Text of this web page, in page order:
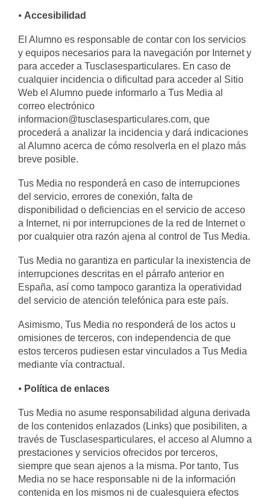
⦁ Accesibilidad
El Alumno es responsable de contar con los servicios
y equipos necesarios para la navegación por Internet y
para acceder a Tusclasesparticulares. En caso de
cualquier incidencia o dificultad para acceder al Sitio
Web el Alumno puede informarlo a Tus Media al
correo electrónico
informacion@tusclasesparticulares.com, que
procederá a analizar la incidencia y dará indicaciones
al Alumno acerca de cómo resolverla en el plazo más
breve posible.
Tus Media no responderá en caso de interrupciones
del servicio, errores de conexión, falta de
disponibilidad o deficiencias en el servicio de acceso
a Internet, ni por interrupciones de la red de Internet o
por cualquier otra razón ajena al control de Tus Media.
Tus Media no garantiza en particular la inexistencia de
interrupciones descritas en el párrafo anterior en
España, así como tampoco garantiza la operatividad
del servicio de atención telefónica para este país.
Asimismo, Tus Media no responderá de los actos u
omisiones de terceros, con independencia de que
estos terceros pudiesen estar vinculados a Tus Media
mediante vía contractual.
⦁ Política de enlaces
Tus Media no asume responsabilidad alguna derivada
de los contenidos enlazados (Links) que posibiliten, a
través de Tusclasesparticulares, el acceso al Alumno a
prestaciones y servicios ofrecidos por terceros,
siempre que sean ajenos a la misma. Por tanto, Tus
Media no se hace responsable ni de la información
contenida en los mismos ni de cualesquiera efectos